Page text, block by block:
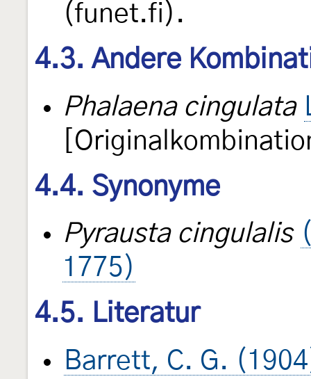
(funet.fi).
4.3. Andere
Phalaena cingulata
4.4. Synonyme
Pyrausta cingulalis
1775)
4.5. Literatur
Barrett, C. G.